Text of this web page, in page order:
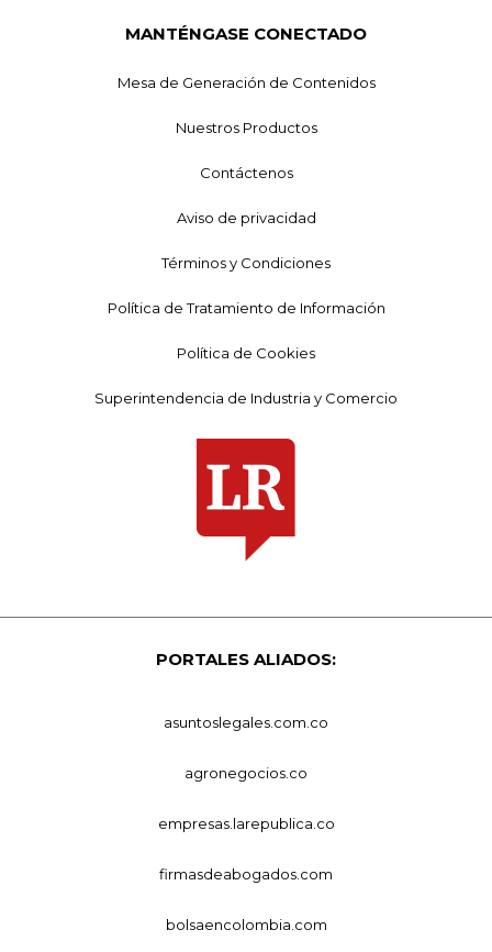
MANTÉNGASE CONECTADO
Mesa de Generación de Contenidos
Nuestros Productos
Contáctenos
Aviso de privacidad
Términos y Condiciones
Política de Tratamiento de Información
Política de Cookies
Superintendencia de Industria y Comercio
PORTALES ALIADOS:
asuntoslegales.com.co
agronegocios.co
empresas.larepublica.co
firmasdeabogados.com
bolsaencolombia.com